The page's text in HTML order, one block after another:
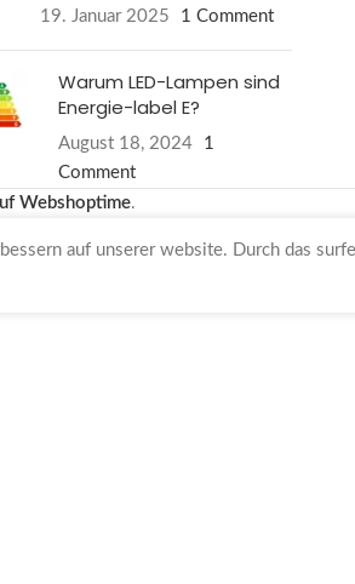
19. Januar 2025 1 Comment
Warum LED-Lampen sind
Energie-label E?
August 18, 2024
1
Comment
Webshoptime
auf unserer website. Durch das